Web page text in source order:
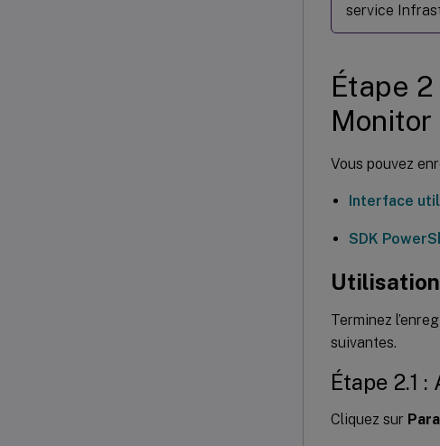
service
Étape
Monitor
Vous pouvez
Interface
SDK
Terminez
suivantes.
Étape 2.1
Cliquez sur